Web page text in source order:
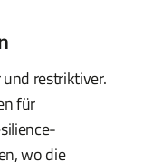
restriktiver.
für
wo die